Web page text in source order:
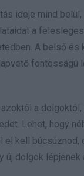
ideje mind belül,
a
A belső és
fontosságú
a dolgoktól,
Lehet, hogy
el kell búcsúznod,
új dolgok lépjenek